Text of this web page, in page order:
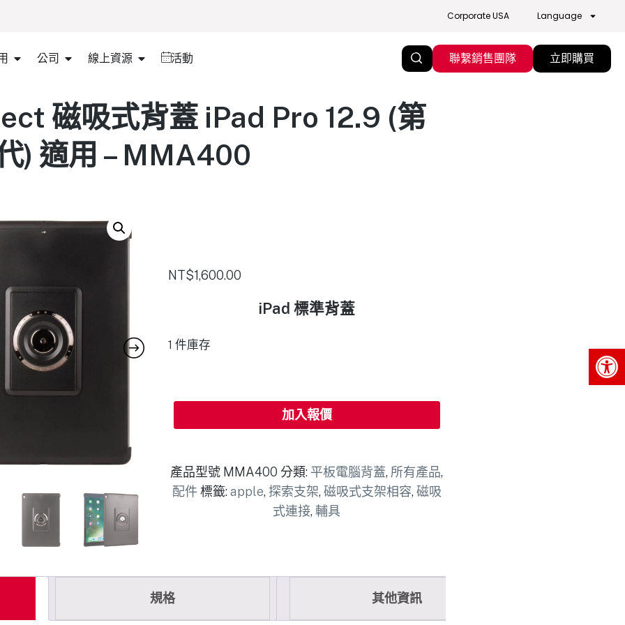
Corporate USA Language
公司 線上資源 活動 聯繫銷售團隊 立即購買
磁吸式背蓋 iPad Pro 12.9 (第
) 適用 – MMA400
NT$1,600.00
iPad 標準背蓋
1 件庫存
加入報價
產品型號 MMA400 分類: 平板電腦背蓋, 所有產品,
配件 標籤:apple, 探索支架, 磁吸式支架相容, 磁吸
式連接,輔具
規格 其他資訊